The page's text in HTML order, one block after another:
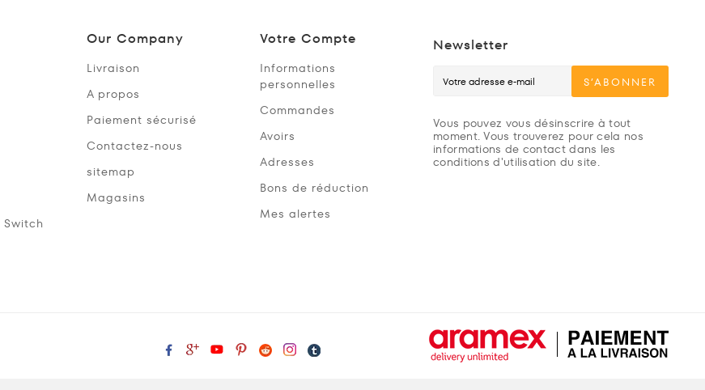
Our Company
Livraison
A propos
Paiement sécurisé
Contactez-nous
sitemap
Magasins
Votre Compte
Informations
personnelles
Commandes
Avoirs
Adresses
Bons de réduction
Mes alertes
Newsletter
S’ABONNER
Vous pouvez vous désinscrire à tout
moment. Vous trouverez pour cela nos
informations de contact dans les
conditions d'utilisation du site.